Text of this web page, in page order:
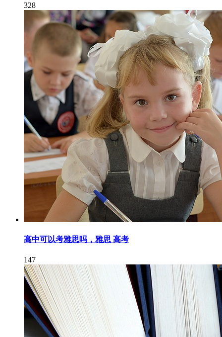
328
高中可以考雅思吗，雅思 高考
147